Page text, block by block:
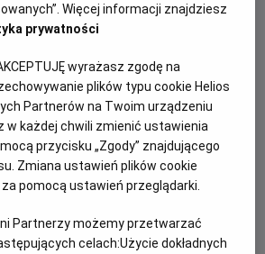
Więcej informacji znajdziesz
prywatności
wyrażasz zgodę na
plików typu cookie Helios
Partnerów na Twoim urządzeniu
w każdej chwili zmienić ustawienia
przycisku „Zgody” znajdującego
Zmiana ustawień plików cookie
pomocą ustawień przeglądarki.
Partnerzy możemy przetwarzać
celach:Użycie dokładnych